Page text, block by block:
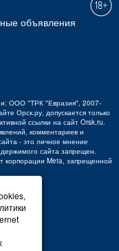
объявления
ООО "ТРК "Евразия", 2007-
Орск.ру, допускается только
ссылки на сайт Orsk.ru.
комментариев и
- это личное мнение
сайта запрещен.
корпорации Meta, запрещенной